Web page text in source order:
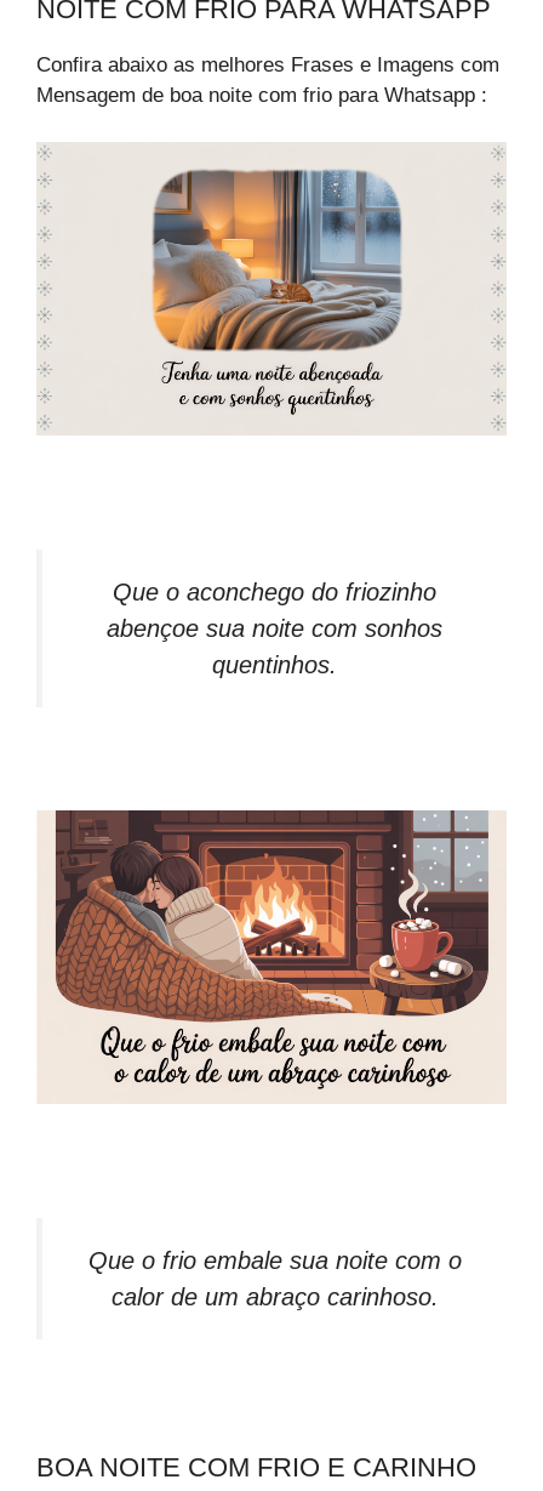
NOITE COM FRIO PARA WHATSAPP
Confira abaixo as melhores Frases e Imagens com
Mensagem de boa noite com frio para Whatsapp :
Que o aconchego do friozinho
abençoe sua noite com sonhos
quentinhos.
Que o frio embale sua noite com o
calor de um abraço carinhoso.
BOA NOITE COM FRIO E CARINHO